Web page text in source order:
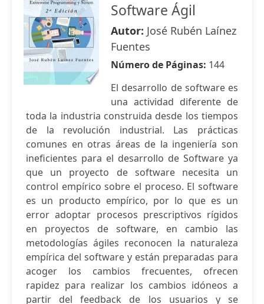
Software Ágil
Autor: José Rubén Laínez
Fuentes
Número de Páginas: 144
El desarrollo de software es
una actividad diferente de
toda la industria construida desde los tiempos
de la revolución industrial. Las prácticas
comunes en otras áreas de la ingeniería son
ineficientes para el desarrollo de Software ya
que un proyecto de software necesita un
control empírico sobre el proceso. El software
es un producto empírico, por lo que es un
error adoptar procesos prescriptivos rígidos
en proyectos de software, en cambio las
metodologías ágiles reconocen la naturaleza
empírica del software y están preparadas para
acoger los cambios frecuentes, ofrecen
rapidez para realizar los cambios idóneos a
partir del feedback de los usuarios y se